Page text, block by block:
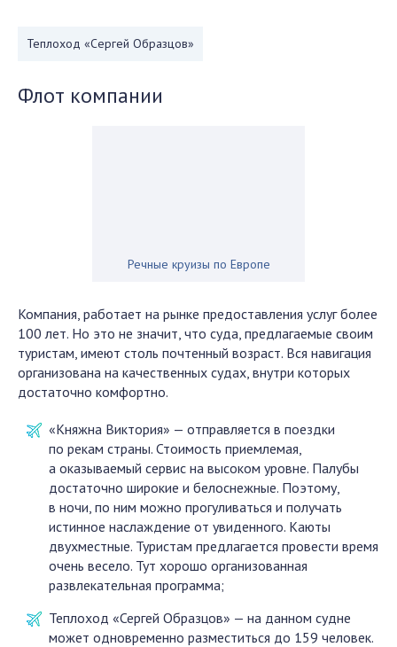
Теплоход «Сергей Образцов»
Флот компании
Речные круизы по Европе
Компания, работает на рынке предоставления услуг более
100 лет. Но это не значит, что суда, предлагаемые своим
туристам, имеют столь почтенный возраст. Вся навигация
организована на качественных судах, внутри которых
достаточно комфортно.
«Княжна Виктория» — отправляется в поездки
по рекам страны. Стоимость приемлемая,
а оказываемый сервис на высоком уровне. Палубы
достаточно широкие и белоснежные. Поэтому,
в ночи, по ним можно прогуливаться и получать
истинное наслаждение от увиденного. Каюты
двухместные. Туристам предлагается провести время
очень весело. Тут хорошо организованная
развлекательная программа;
Теплоход «Сергей Образцов» — на данном судне
может одновременно разместиться до 159 человек.